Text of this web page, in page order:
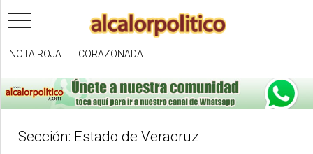
toggle
navigation
NOTA ROJA CORAZONADA
Sección: Estado de Veracruz